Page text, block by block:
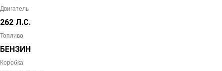
Двигатель
262 Л.С.
Топливо
БЕНЗИН
Коробка